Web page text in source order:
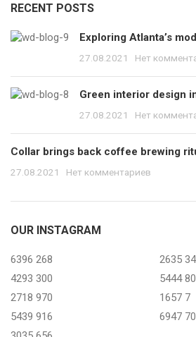
RECENT POSTS
Exploring Atlanta’s
27.08.2021 Нет
Green interior design
27.08.2021 Нет
Collar brings back coffee brewing
27.08.2021 Нет комментариев
OUR INSTAGRAM
6396 268 2635
4293 300 5444
2718 970 1657 7
5439 916 6947